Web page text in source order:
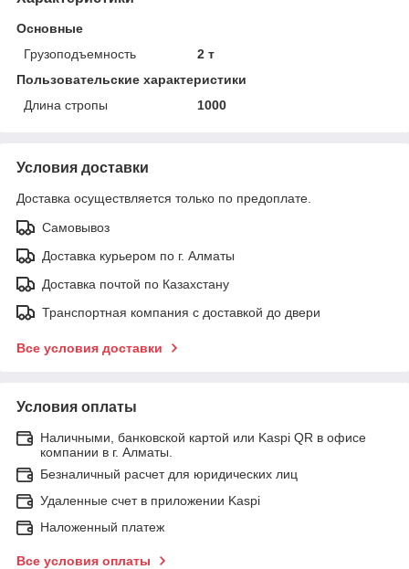
Основные
Грузоподъемность
2 т
Пользовательские характеристики
Длина стропы
1000
Условия доставки
Доставка осуществляется только по предоплате.
Самовывоз
Доставка курьером по г. Алматы
Доставка почтой по Казахстану
Транспортная компания с доставкой до двери
Все условия доставки
Условия оплаты
Наличными, банковской картой или Kaspi QR в офисе
компании в г. Алматы.
Безналичный расчет для юридических лиц
Удаленные счет в приложении Kaspi
Наложенный платеж
Все условия оплаты